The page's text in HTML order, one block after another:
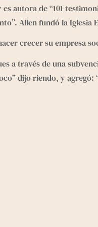
autora de “101
Allen fundó la
crecer su empresa
a través de una
dijo riendo, y agregó: